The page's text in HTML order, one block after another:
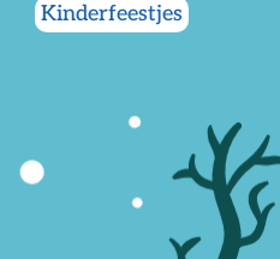
Kinderfeestjes